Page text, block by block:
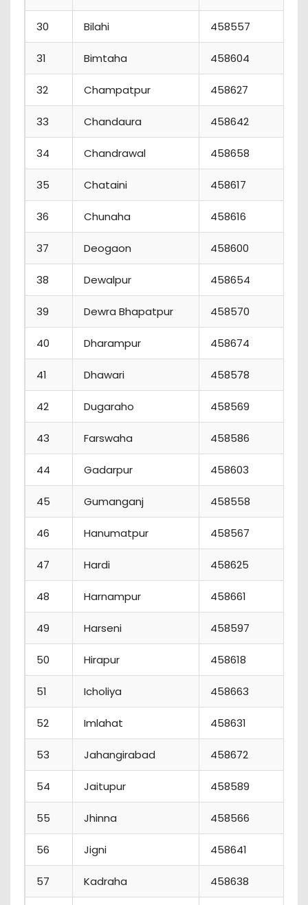
30 Bilahi 458557
31 Bimtaha 458604
32 Champatpur 458627
33 Chandaura 458642
34 Chandrawal 458658
35 Chataini 458617
36 Chunaha 458616
37 Deogaon 458600
38 Dewalpur 458654
39 Dewra Bhapatpur 458570
40 Dharampur 458674
41 Dhawari 458578
42 Dugaraho 458569
43 Farswaha 458586
44 Gadarpur 458603
45 Gumanganj 458558
46 Hanumatpur 458567
47 Hardi 458625
48 Harnampur 458661
49 Harseni 458597
50 Hirapur 458618
51 Icholiya 458663
52 Imlahat 458631
53 Jahangirabad 458672
54 Jaitupur 458589
55 Jhinna 458566
56 Jigni 458641
57 Kadraha 458638